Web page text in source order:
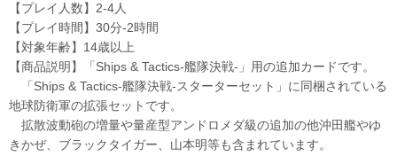
【プレイ人数】2-4人
【プレイ時間】30分-2時間
【対象年齢】14歳以上
【商品説明】「Ships & Tactics-艦隊決戦-」用の追加カードです。
「Ships & Tactics-艦隊決戦-スターターセット」に同梱されている
地球防衛軍の拡張セットです。
拡散波動砲の増量や量産型アンドロメダ級の追加の他沖田艦やゆ
きかぜ、ブラックタイガー、山本明等も含まれています。